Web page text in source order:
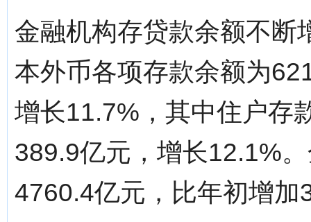
金融机构存贷款余额不断
本外币各项存款余额为
增长11.7%，其中住户存
389.9亿元，增长12.1%
4760.4亿元，比年初增加